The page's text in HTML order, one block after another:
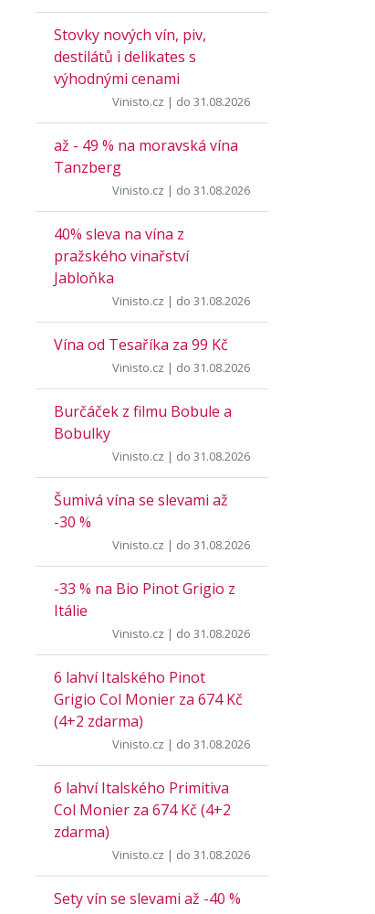
Stovky nových vín, piv,
destilátů i delikates s
výhodnými cenami
Vinisto.cz | do 31.08.2026
až - 49 % na moravská vína
Tanzberg
Vinisto.cz | do 31.08.2026
40% sleva na vína z
pražského vinařství
Jabloňka
Vinisto.cz | do 31.08.2026
Vína od Tesaříka za 99 Kč
Vinisto.cz | do 31.08.2026
Burčáček z filmu Bobule a
Bobulky
Vinisto.cz | do 31.08.2026
Šumivá vína se slevami až
-30 %
Vinisto.cz | do 31.08.2026
-33 % na Bio Pinot Grigio z
Itálie
Vinisto.cz | do 31.08.2026
6 lahví Italského Pinot
Grigio Col Monier za 674 Kč
(4+2 zdarma)
Vinisto.cz | do 31.08.2026
6 lahví Italského Primitiva
Col Monier za 674 Kč (4+2
zdarma)
Vinisto.cz | do 31.08.2026
Sety vín se slevami až -40 %